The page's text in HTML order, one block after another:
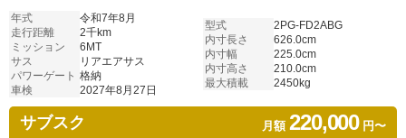
年式
令和7年8月
走行距離
2千km
ミッション
6MT
サス
リアエアサス
パワーゲート 格納
車検
2027年8月27日
型式
2PG-FD2ABG
内寸長さ
626.0cm
内寸幅
225.0cm
内寸高さ
210.0cm
最大積載
2450kg
サブスク 月額220,000円〜